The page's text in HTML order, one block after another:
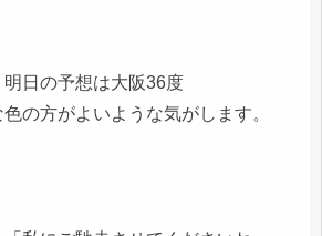
日の予想は大阪36度
の方がよいような気がします。